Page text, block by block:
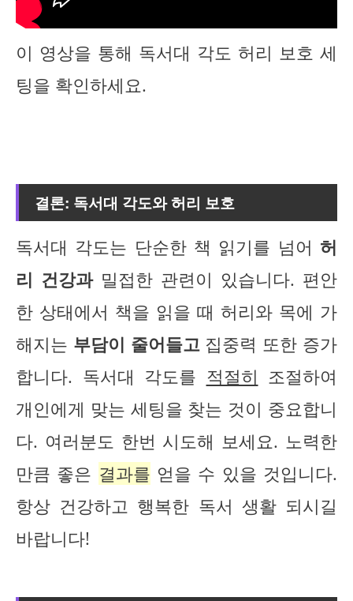
이 영상을 통해 독서대 각도 허리 보호 세
팅을 확인하세요.
결론: 독서대 각도와 허리 보호
독서대 각도는 단순한 책 읽기를 넘어 허
리 건강과밀접한 관련이 있습니다. 편안
한 상태에서 책을 읽을 때 허리와 목에 가
해지는 부담이 줄어들고집중력 또한 증가
합니다. 독서대 각도를 적절히 조절하여
개인에게 맞는 세팅을 찾는 것이 중요합니
다. 여러분도 한번 시도해 보세요. 노력한
만큼 좋은 결과를 얻을 수 있을 것입니다.
항상 건강하고 행복한 독서 생활 되시길
바랍니다!